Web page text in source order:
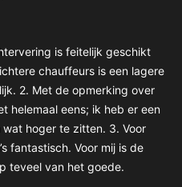
is feitelijk geschikt
chauffeurs is een lagere
2. Met de opmerking over
helemaal eens; ik heb er een
hoger te zitten. 3. Voor
fantastisch. Voor mij is de
teveel van het goede.